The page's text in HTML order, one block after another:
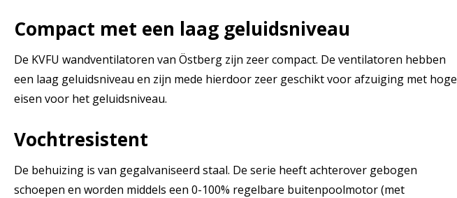
Compact met een laag geluidsniveau
De KVFU wandventilatoren van Östberg zijn zeer compact. De ventilatoren hebben
een laag geluidsniveau en zijn mede hierdoor zeer geschikt voor afzuiging met hoge
eisen voor het geluidsniveau.
Vochtresistent
De behuizing is van gegalvaniseerd staal. De serie heeft achterover gebogen
schoepen en worden middels een 0-100% regelbare buitenpoolmotor (met